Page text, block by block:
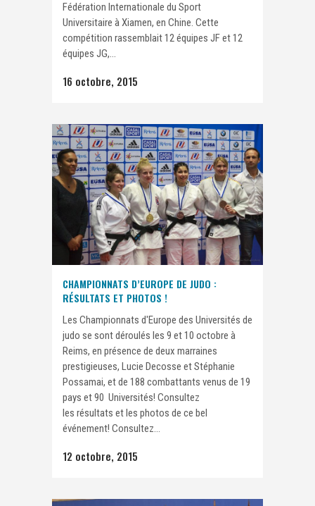
Fédération Internationale du Sport
Universitaire à Xiamen, en Chine. Cette
compétition rassemblait 12 équipes JF et 12
équipes JG,...
16 octobre, 2015
CHAMPIONNATS D’EUROPE DE JUDO :
RÉSULTATS ET PHOTOS !
Les Championnats d'Europe des Universités de
judo se sont déroulés les 9 et 10 octobre à
Reims, en présence de deux marraines
prestigieuses, Lucie Decosse et Stéphanie
Possamai, et de 188 combattants venus de 19
pays et 90 Universités! Consultez
les résultats et les photos de ce bel
événement! Consultez...
12 octobre, 2015